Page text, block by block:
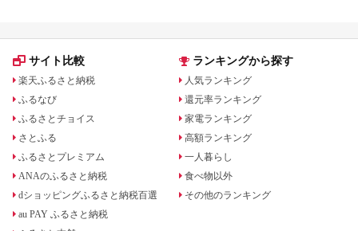
サイト比較
楽天ふるさと納税
ふるなび
ふるさとチョイス
さとふる
ふるさとプレミアム
ANAのふるさと納税
dショッピングふるさと納税百選
au PAY ふるさと納税
ランキングから探す
人気ランキング
還元率ランキング
家電ランキング
高額ランキング
一人暮らし
食べ物以外
その他のランキング